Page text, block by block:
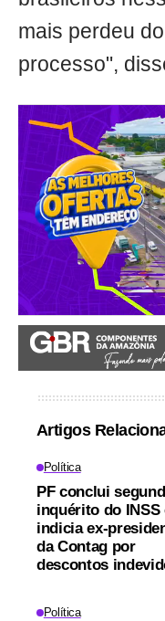
mais perdeu
processo",
Artigos
Política
PF conclui
inquérito do INSS
indicia ex-
da Contag por
descontos
Política